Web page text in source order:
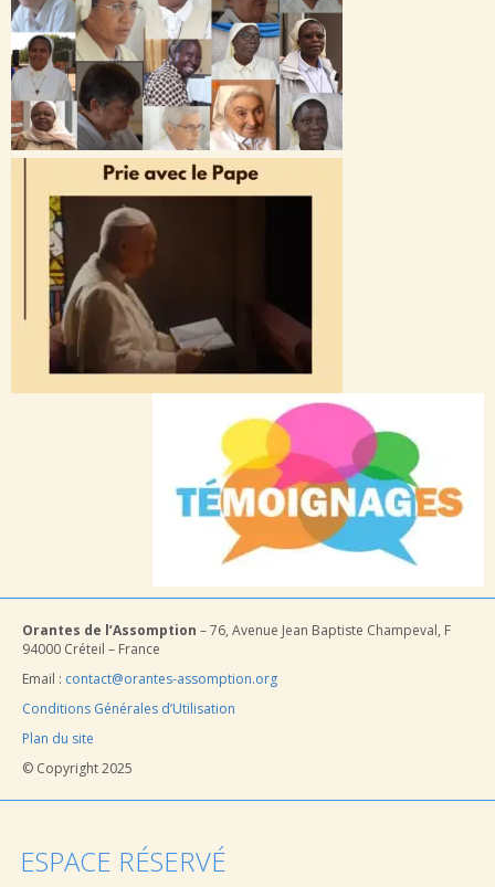
Orantes de l’Assomption – 76, Avenue Jean Baptiste Champeval, F
94000 Créteil – France
Email : contact@orantes-assomption.org
Conditions Générales d’Utilisation
Plan du site
© Copyright 2025
ESPACE RÉSERVÉ